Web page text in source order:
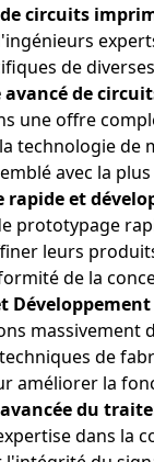
circuits
de
avancé de
une offre
technologie
avec la
rapide et
prototypage
leurs
de la
Développement
massivement
de
améliorer la
du
dans la